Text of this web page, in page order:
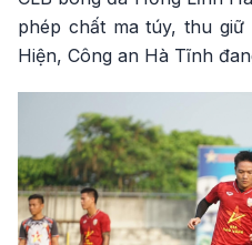
phép chất ma túy, thu
Hiện, Công an Hà Tĩnh